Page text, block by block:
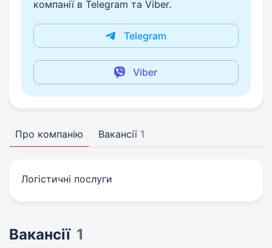
компанії в Telegram та Viber.
Telegram
Viber
Про компанію Вакансії 1
Логістичні послуги
Вакансії 1